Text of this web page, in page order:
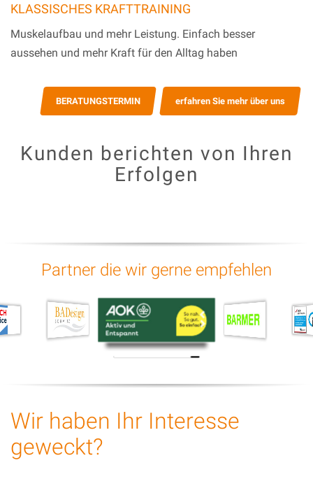
KLASSISCHES KRAFTTRAINING
Muskelaufbau und mehr Leistung. Einfach besser
aussehen und mehr Kraft für den Alltag haben
BERATUNGSTERMIN erfahren Sie mehr über uns
Kunden berichten von Ihren
Erfolgen
Partner die wir gerne empfehlen
Wir haben Ihr Interesse
geweckt?